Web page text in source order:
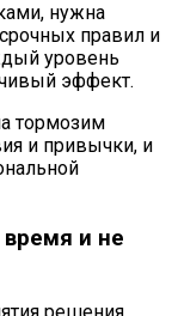
нужна
правил и
уровень
эффект.
тормозим
и привычки, и
и не